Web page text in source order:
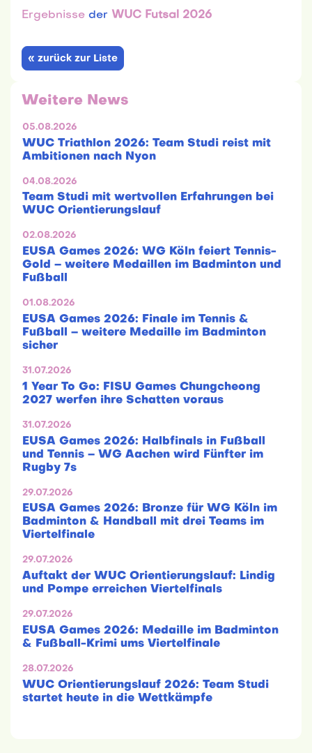
Ergebnisse der WUC Futsal 2026
« zurück zur Liste
Weitere News
05.08.2026
WUC Triathlon 2026: Team Studi reist mit
Ambitionen nach Nyon
04.08.2026
Team Studi mit wertvollen Erfahrungen bei
WUC Orientierungslauf
02.08.2026
EUSA Games 2026: WG Köln feiert Tennis-
Gold – weitere Medaillen im Badminton und
Fußball
01.08.2026
EUSA Games 2026: Finale im Tennis &
Fußball – weitere Medaille im Badminton
sicher
31.07.2026
1 Year To Go: FISU Games Chungcheong
2027 werfen ihre Schatten voraus
31.07.2026
EUSA Games 2026: Halbfinals in Fußball
und Tennis – WG Aachen wird Fünfter im
Rugby 7s
29.07.2026
EUSA Games 2026: Bronze für WG Köln im
Badminton & Handball mit drei Teams im
Viertelfinale
29.07.2026
Auftakt der WUC Orientierungslauf: Lindig
und Pompe erreichen Viertelfinals
29.07.2026
EUSA Games 2026: Medaille im Badminton
& Fußball-Krimi ums Viertelfinale
28.07.2026
WUC Orientierungslauf 2026: Team Studi
startet heute in die Wettkämpfe